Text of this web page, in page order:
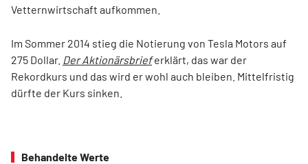
Vetternwirtschaft aufkommen.
Im Sommer 2014 stieg die Notierung von Tesla Motors auf
275 Dollar. Der Aktionärsbrieferklärt, das war der
Rekordkurs und das wird er wohl auch bleiben. Mittelfristig
dürfte der Kurs sinken.
Behandelte Werte